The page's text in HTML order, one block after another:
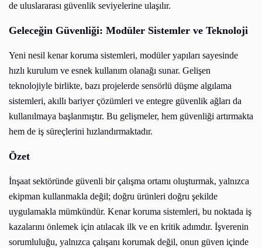
de uluslararası güvenlik seviyelerine ulaşılır.
Geleceğin Güvenliği: Modüler Sistemler ve Teknoloji
Yeni nesil kenar koruma sistemleri, modüler yapıları sayesinde
hızlı kurulum ve esnek kullanım olanağı sunar. Gelişen
teknolojiyle birlikte, bazı projelerde sensörlü düşme algılama
sistemleri, akıllı bariyer çözümleri ve entegre güvenlik ağları da
kullanılmaya başlanmıştır. Bu gelişmeler, hem güvenliği artırmakta
hem de iş süreçlerini hızlandırmaktadır.
Özet
İnşaat sektöründe güvenli bir çalışma ortamı oluşturmak, yalnızca
ekipman kullanmakla değil; doğru ürünleri doğru şekilde
uygulamakla mümkündür. Kenar koruma sistemleri, bu noktada iş
kazalarını önlemek için atılacak ilk ve en kritik adımdır. İşverenin
sorumluluğu, yalnızca çalışanı korumak değil, onun güven içinde